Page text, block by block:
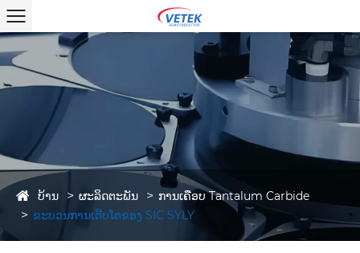
ບ້ານ ຜະລິດຕະພັນ
ການເຄືອບ Tantalum Carbide
ຂະບວນການເຕີບໂຕຂອງ SIC SYLY